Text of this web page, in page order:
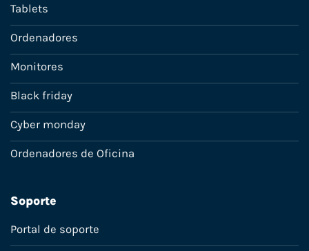
Tablets
Ordenadores
Monitores
Black friday
Cyber monday
Ordenadores de Oficina
Soporte
Portal de soporte